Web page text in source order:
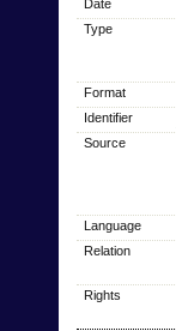
Date
Type
Format
Identifier
Source
Language
Relation
Rights